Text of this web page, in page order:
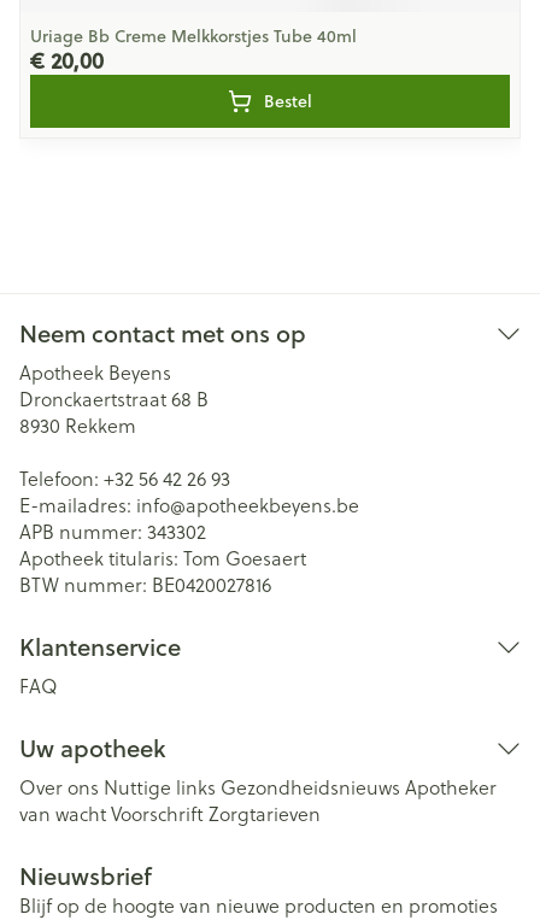
Uriage Bb Creme Melkkorstjes Tube 40ml
€ 20,00
Bestel
Neem contact met ons op
Apotheek Beyens
Dronckaertstraat 68 B
8930 Rekkem
Telefoon: +32 56 42 26 93
E-mailadres: info@apotheekbeyens.be
APB nummer: 343302
Apotheek titularis: Tom Goesaert
BTW nummer: BE0420027816
Klantenservice
FAQ
Uw apotheek
Over ons Nuttige links Gezondheidsnieuws Apotheker
van wachtVoorschriftZorgtarieven
Nieuwsbrief
Blijf op de hoogte van nieuwe producten en promoties